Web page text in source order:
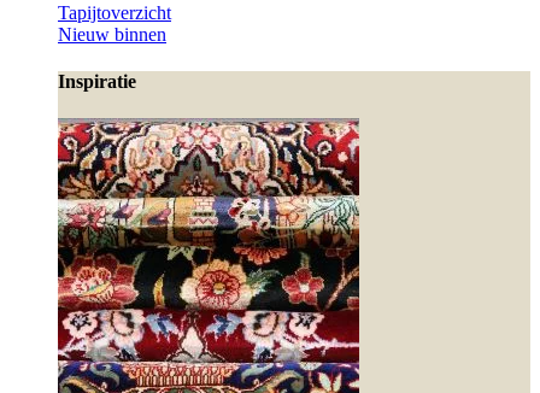
Tapijtoverzicht
Nieuw binnen
Inspiratie